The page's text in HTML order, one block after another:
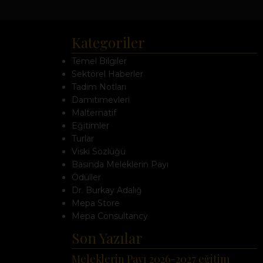
Kategoriler
Temel Bilgiler
Sektörel Haberler
Tadım Notları
Damıtımevleri
Malternatif
Eğitimler
Turlar
Viski Sözlüğü
Basında Meleklerin Payı
Ödüller
Dr. Burkay Adalığ
Mepa Store
Mepa Consultancy
Son Yazılar
Meleklerin Payı 2026-2027 eğitim